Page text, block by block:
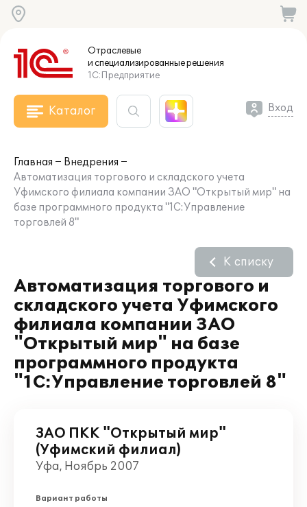
Отраслевые
и специализированныерешения
1С:Предприятие
Каталог Вход
Главная
Внедрения
Автоматизация торгового и складского учета
Уфимского филиала компании ЗАО "Открытый мир" на
базе программного продукта "1С:Управление
торговлей 8"
Автоматизация торгового и
складского учета Уфимского
филиала компании ЗАО
"Открытый мир" на базе
программного продукта
"1С:Управление торговлей 8"
К списку
ЗАО ПКК "Открытый мир"
(Уфимский филиал)
Уфа, Ноябрь 2007
Вариант работы